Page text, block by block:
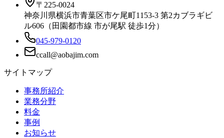
〒225-0024
神奈川県横浜市青葉区市ケ尾町1153-3 第2カブラギビ
ル606（田園都市線 市が尾駅 徒歩1分）
045-979-0120
サイトマップ
事務所紹介
業務分野
料金
事例
お知らせ